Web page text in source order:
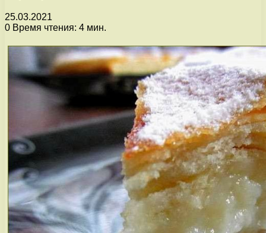
25.03.2021
0 Время чтения: 4 мин.